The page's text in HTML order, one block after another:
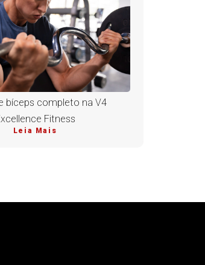
bíceps completo na V4
Fitness
Leia Mais